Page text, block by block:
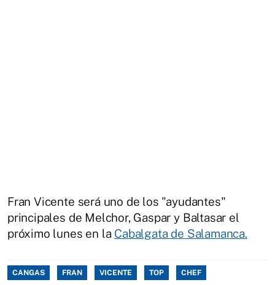
Fran Vicente será uno de los "ayudantes"
principales de Melchor, Gaspar y Baltasar el
próximo lunes en la Cabalgata de Salamanca.
CANGAS FRAN VICENTE TOP CHEF